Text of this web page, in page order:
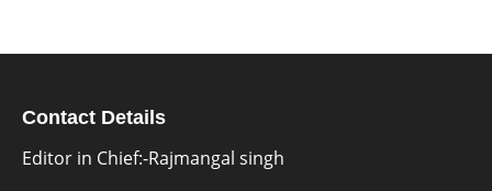
Contact Details
Editor in Chief:-Rajmangal singh